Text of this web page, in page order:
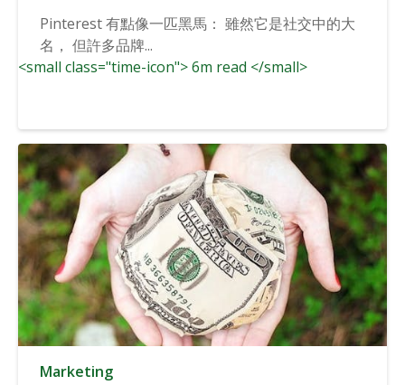
Pinterest 有點像一匹黑馬： 雖然它是社交中的大
名， 但許多品牌...
<small class="time-icon"> 6m read </small>
Marketing